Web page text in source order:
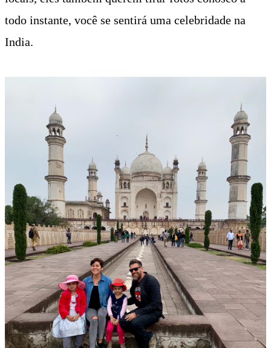
todo instante, você se sentirá uma celebridade na
India.